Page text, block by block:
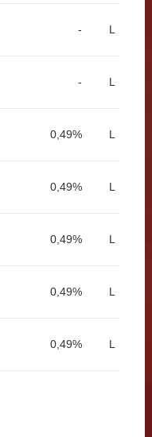
- L
- L
0,49% L
0,49% L
0,49% L
0,49% L
0,49% L